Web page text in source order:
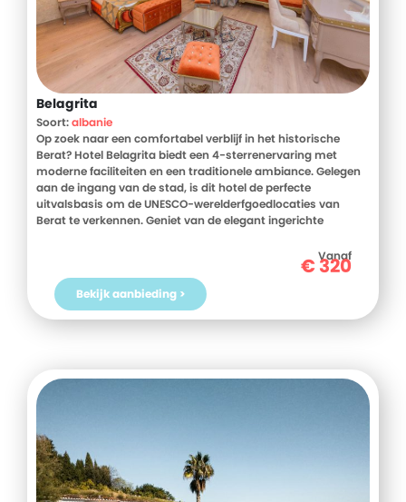
Belagrita
Soort:albanie
Op zoek naar een comfortabel verblijf in het historische
Berat? Hotel Belagrita biedt een 4-sterrenervaring met
moderne faciliteiten en een traditionele ambiance. Gelegen
aan de ingang van de stad, is dit hotel de perfecte
uitvalsbasis om de UNESCO-werelderfgoedlocaties van
Berat te verkennen. Geniet van de elegant ingerichte
nabijheid van culturele bezienswaardigheden. Boek snel je
Vanaf
€320
Bekijk aanbieding >